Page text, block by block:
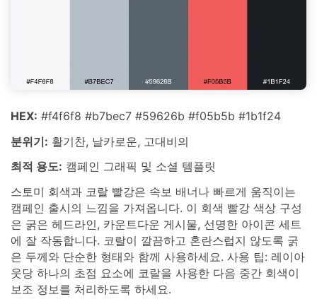
HEX: #f4f6f8 #b7bec7 #59626b #f05b5b #1b1f24
분위기: 활기찬, 날카로운, 고대비의
최적 용도: 캠페인 그래픽 및 소셜 템플릿
스토미 회색과 코랄 빨강은 속보 배너나 빠르게 움직이는
캠페인 출시의 느낌을 가져옵니다. 이 회색 빨강 색상 구성
은 굵은 헤드라인, 카운트다운 게시물, 선명한 아이콘 세트
에 잘 작동합니다. 코랄이 깔끔하고 혼란스럽지 않도록 굵
은 두께와 단순한 형태와 함께 사용하세요. 사용 팁: 레이아
웃당 하나의 초점 요소에 코랄을 사용한 다음 중간 회색이
보조 정보를 처리하도록 하세요.